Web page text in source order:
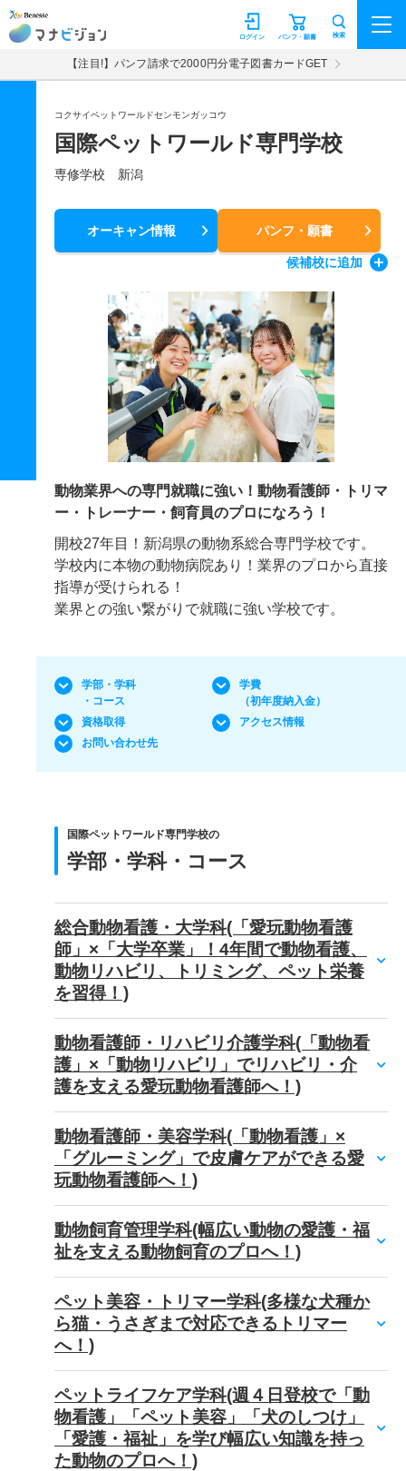
マナビジョン パンフ・願書
ログイン 検索
【注目!】パンフ請求で2000円分電子図書カードGET
コクサイペットワールドセンモンガッコウ
国際ペットワールド専門学校
専修学校 新潟
オーキャン情報 パンフ・願書
候補校に追加
動物業界への専門就職に強い！動物看護師・トリマ
ー・トレーナー・飼育員のプロになろう！
開校27年目！新潟県の動物系総合専門学校です。
学校内に本物の動物病院あり！業界のプロから直接
指導が受けられる！
業界との強い繋がりで就職に強い学校です。
学部・学科
・コース
学費
（初年度納入金）
資格取得
アクセス情報
お問い合わせ先
国際ペットワールド専門学校の
学部・学科・コース
総合動物看護・大学科(「愛玩動物看護
師」×「大学卒業」！4年間で動物看護、
動物リハビリ、トリミング、ペット栄養
を習得！)
動物看護師・リハビリ介護学科(「動物看
護」×「動物リハビリ」でリハビリ・介
護を支える愛玩動物看護師へ！)
動物看護師・美容学科(「動物看護」×
「グルーミング」で皮膚ケアができる愛
玩動物看護師へ！)
動物飼育管理学科(幅広い動物の愛護・福
祉を支える動物飼育のプロへ！)
ペット美容・トリマー学科(多様な犬種か
ら猫・うさぎまで対応できるトリマー
へ！)
ペットライフケア学科(週４日登校で「動
物看護」「ペット美容」「犬のしつけ」
「愛護・福祉」を学び幅広い知識を持っ
た動物のプロへ！)